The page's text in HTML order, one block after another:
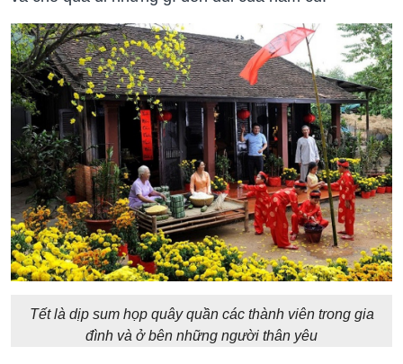
Tết là dịp sum họp quây quần các thành viên trong gia
đình và ở bên những người thân yêu